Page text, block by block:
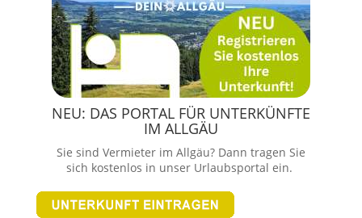
NEU: DAS PORTAL FÜR UNTERKÜNFTE
IM ALLGÄU
Sie sind Vermieter im Allgäu? Dann tragen Sie
sich kostenlos in unser Urlaubsportal ein.